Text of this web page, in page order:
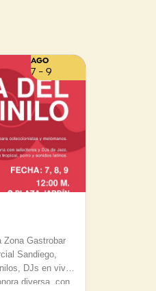
AGO
7 - 9
Zona Gastrobar
Sandiego,
DJs en vivo
diversa, con